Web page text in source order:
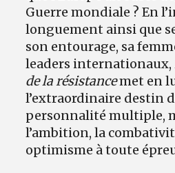
Guerre mondiale ? En
longuement ainsi que
son entourage, sa
leaders internationaux,
de la résistancemet en
l’extraordinaire destin
personnalité multiple,
l’ambition, la
optimisme à toute